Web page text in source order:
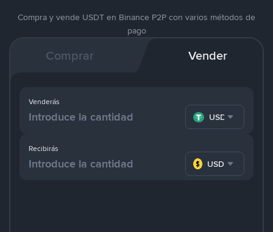
Compra y vende USDT en Binance P2P con varios métodos de
pago
Comprar Vender
Recibirás
USD
Venderás
USDT